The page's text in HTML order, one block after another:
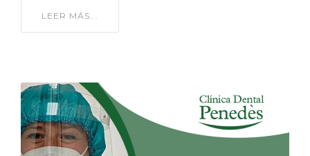
LEER MÁS...